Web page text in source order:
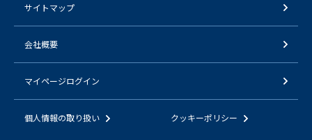
サイトマップ
会社概要
マイページログイン
個人情報の取り扱い クッキーポリシー